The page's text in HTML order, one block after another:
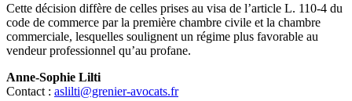
Cette décision diffère de celles prises au visa de l’article L. 110-4 du
code de commerce par la première chambre civile et la chambre
commerciale, lesquelles soulignent un régime plus favorable au
vendeur professionnel qu’au profane.
Anne-Sophie Lilti
Contact : aslilti@grenier-avocats.fr